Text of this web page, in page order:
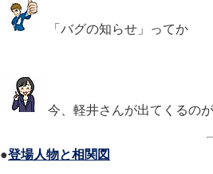
「バグの知らせ」ってか
今、軽井さんが出てくるの
●登場人物と相関図